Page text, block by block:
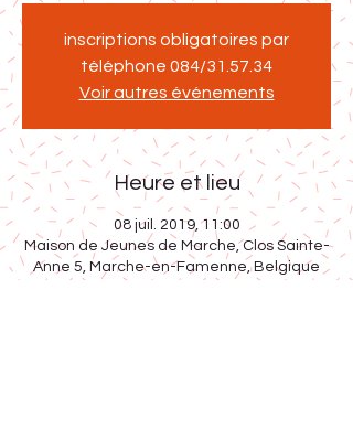
inscriptions obligatoires par
téléphone 084/31.57.34
Voir autres événements
Heure et lieu
08 juil. 2019, 11:00
Maison de Jeunes de Marche, Clos Sainte-
Anne 5, Marche-en-Famenne, Belgique